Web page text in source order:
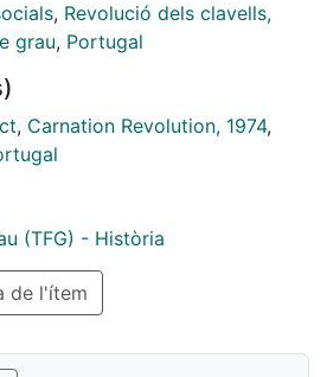
, Revolució dels clavells,
grau, Portugal
, Carnation Revolution, 1974,
(TFG) - Història
de l'ítem